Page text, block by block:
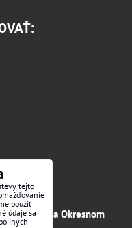
vedenom na Okresnom
tejto
použiť
údaje sa
iných